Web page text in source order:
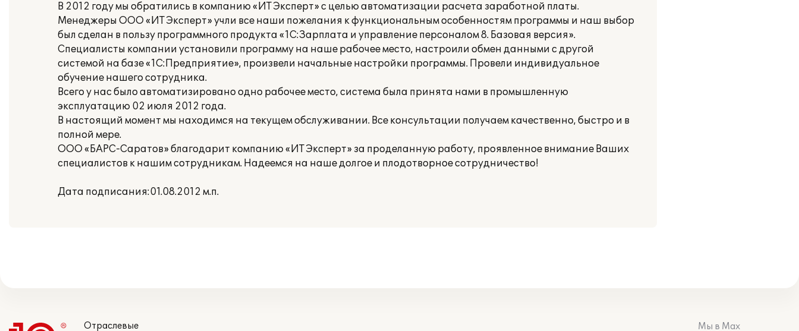
В 2012 году мы обратились в компанию «ИТ Эксперт» с целью автоматизации расчета заработной платы.
Менеджеры ООО «ИТ Эксперт» учли все наши пожелания к функциональным особенностям программы и наш выбор
был сделан в пользу программного продукта «1С:Зарплата и управление персоналом 8. Базовая версия».
Специалисты компании установили программу на наше рабочее место, настроили обмен данными с другой
системой на базе «1С:Предприятие», произвели начальные настройки программы. Провели индивидуальное
обучение нашего сотрудника.
Всего у нас было автоматизировано одно рабочее место, система была принята нами в промышленную
эксплуатацию 02 июля 2012 года.
В настоящий момент мы находимся на текущем обслуживании. Все консультации получаем качественно, быстро и в
полной мере.
ООО «БАРС-Саратов» благодарит компанию «ИТ Эксперт» за проделанную работу, проявленное внимание Ваших
специалистов к нашим сотрудникам. Надеемся на наше долгое и плодотворное сотрудничество!
Дата подписания:01.08.2012 м.п.
Отраслевые Мы в Max